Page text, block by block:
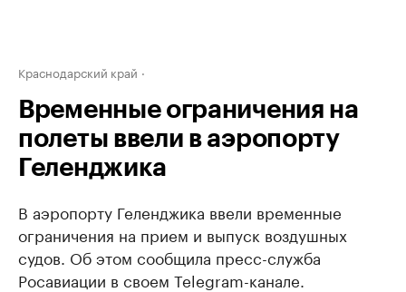
Краснодарский край
Временные ограничения на
полеты ввели в аэропорту
Геленджика
В аэропорту Геленджика ввели временные
ограничения на прием и выпуск воздушных
судов. Об этом сообщила пресс-служба
Росавиации в своем Telegram-канале.